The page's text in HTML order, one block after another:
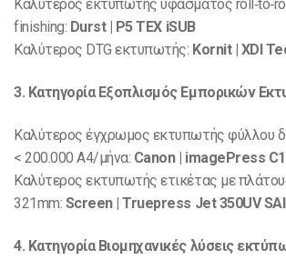
Καλύτερος εκτυπωτής υφάσματος
finishing: Durst | P5 TEX iSUB
Καλύτερος DTG εκτυπωτής: Kornit | XDI
3. Κατηγορία Εξοπλισμός Εμπορικών
Καλύτερος έγχρωμος εκτυπωτής φύλλου
< 200.000 A4/μήνα: Canon | imagePress
Καλύτερος εκτυπωτής ετικέτας με
321mm: Screen | Truepress Jet 350UV
4. Κατηγορία Βιομηχανικές λύσεις